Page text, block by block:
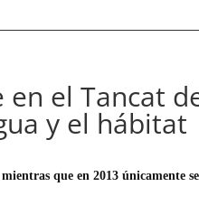
el Tancat
y el hábitat
que en 2013 únicamente se